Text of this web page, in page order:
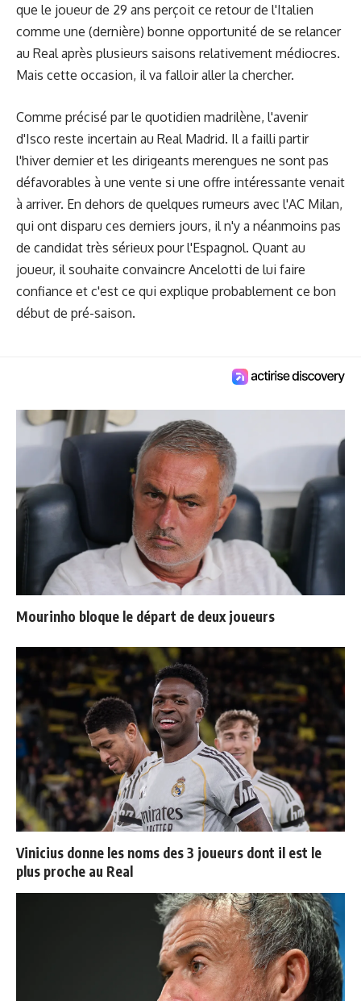
que le joueur de 29 ans perçoit ce retour de l'Italien
comme une (dernière) bonne opportunité de se relancer
au Real après plusieurs saisons relativement médiocres.
Mais cette occasion, il va falloir aller la chercher.
Comme précisé par le quotidien madrilène, l'avenir
d'Isco reste incertain au Real Madrid. Il a failli partir
l'hiver dernier et les dirigeants merengues ne sont pas
défavorables à une vente si une offre intéressante venait
à arriver. En dehors de quelques rumeurs avec l'AC Milan,
qui ont disparu ces derniers jours, il n'y a néanmoins pas
de candidat très sérieux pour l'Espagnol. Quant au
joueur, il souhaite convaincre Ancelotti de lui faire
confiance et c'est ce qui explique probablement ce bon
début de pré-saison.
Mourinho bloque le départ de deux joueurs
Vinicius donne les noms des 3 joueurs dont il est le
plus proche au Real